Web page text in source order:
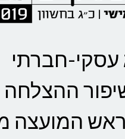
עסקי-חברתי
המועצה